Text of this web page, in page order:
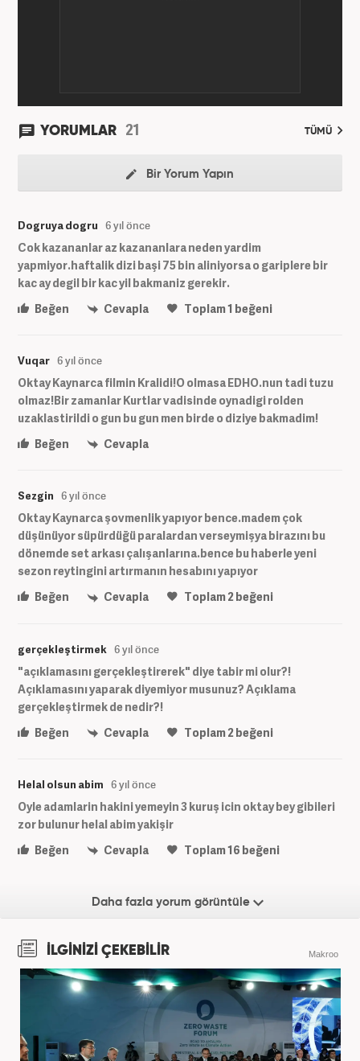
YORUMLAR 21 TÜMÜ
Bir Yorum Yapın
Dogruya dogru 6 yıl önce
Cok kazananlar az kazananlara neden yardim
yapmiyor.haftalik dizi başi 75 bin aliniyorsa o gariplere bir
kac ay degil bir kac yil bakmaniz gerekir.
Beğen
Cevapla Toplam1 beğeni
Vuqar 6 yıl önce
Oktay Kaynarca filmin Kralidi!O olmasa EDHO.nun tadi tuzu
olmaz!Bir zamanlar Kurtlar vadisinde oynadigi rolden
uzaklastirildi o gun bu gun men birde o diziye bakmadim!
Beğen
Cevapla
Sezgin 6 yıl önce
Oktay Kaynarca şovmenlik yapıyor bence.madem çok
düşünüyor süpürdüğü paralardan verseymişya birazını bu
dönemde set arkası çalışanlarına.bence bu haberle yeni
sezon reytingini artırmanın hesabını yapıyor
Beğen
Cevapla Toplam2beğeni
gerçekleştirmek 6 yıl önce
"açıklamasını gerçekleştirerek" diye tabir mi olur?!
Açıklamasını yaparak diyemiyor musunuz? Açıklama
gerçekleştirmek de nedir?!
Beğen
Cevapla Toplam2 beğeni
Helal olsun abim 6 yıl önce
Oyle adamlarin hakini yemeyin 3 kuruş icin oktay bey gibileri
zor bulunur helal abim yakişir
Beğen
Cevapla Toplam16 beğeni
Daha fazla yorum görüntüle
İLGİNİZİ ÇEKEBİLİR Makroo